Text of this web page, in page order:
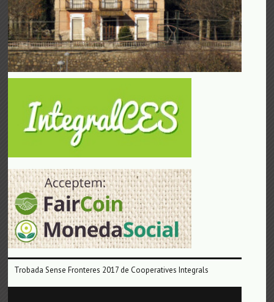
Trobada Sense Fronteres 2017 de Cooperatives Integrals